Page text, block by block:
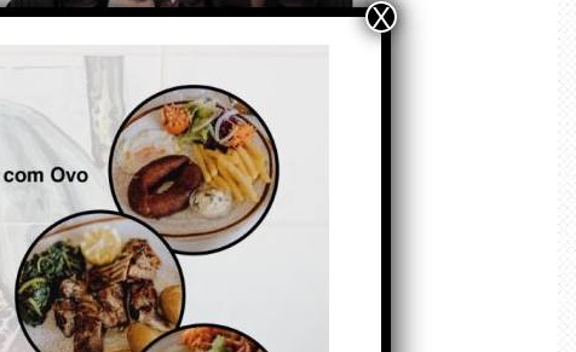
OPINIÃO E CRÓNICAS
Matraquilhos… Autor:
Fernando Roldão
6 de Agosto de 2026
X